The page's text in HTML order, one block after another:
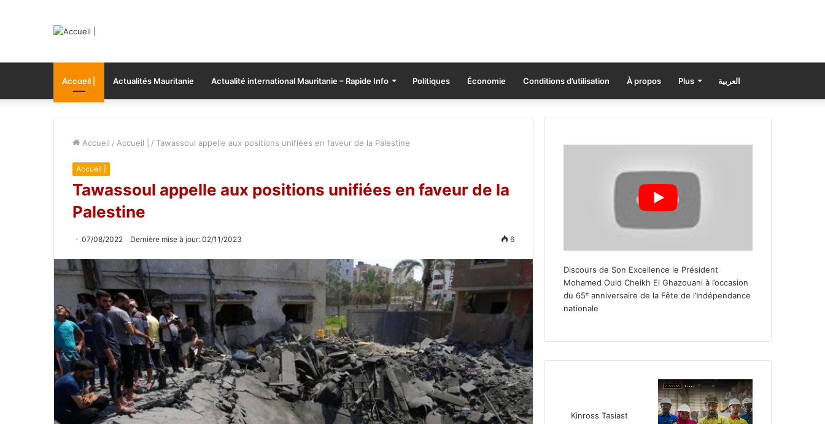
Accueil | Actualités Mauritanie Actualité international Mauritanie – Rapide Info Politiques Économie Conditions d’utilisation À propos Plus العربية
Accueil / Accueil | / Tawassoul appelle aux positions unifiées en faveur de la Palestine
Accueil |
Tawassoul appelle aux positions unifiées en faveur de la
Palestine
07/08/2022 Dernière mise à jour: 02/11/2023 6
Discours de Son Excellence le Président
Mohamed Ould Cheikh El Ghazouani à l’occasion
du 65ᵉ anniversaire de la Fête de l’Indépendance
nationale
Kinross Tasiast